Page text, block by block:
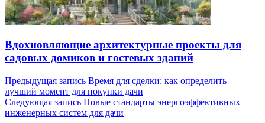
Вдохновляющие архитектурные проекты для
садовых домиков и гостевых зданий
Навигация
по
записям
Предыдущая запись Время для сделки: как определить
лучший момент для покупки дачи
Следующая запись Новые стандарты энергоэффективных
инженерных систем для дачи